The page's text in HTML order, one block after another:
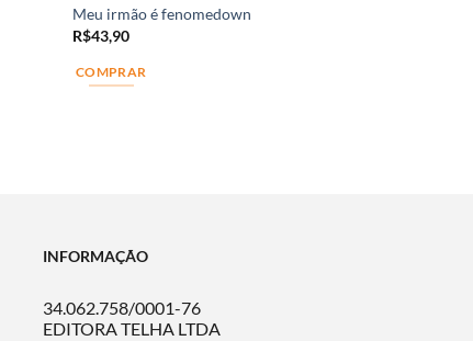
Meu irmão é fenomedown
R$43,90
COMPRAR
INFORMAÇÃO
34.062.758/0001-76
EDITORA TELHA LTDA